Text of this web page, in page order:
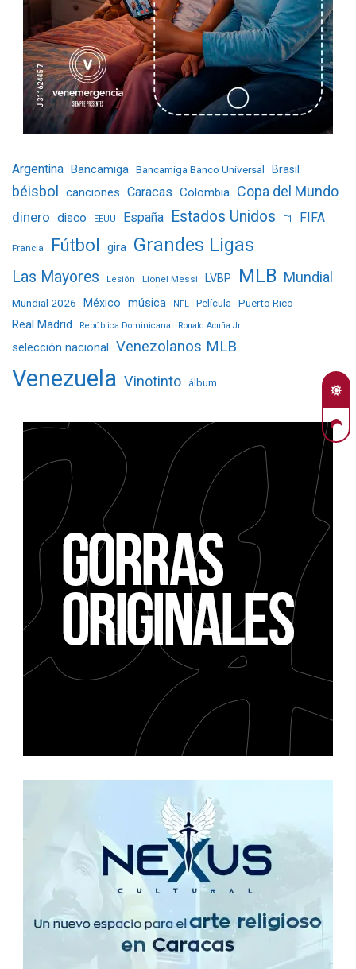
Argentina Bancamiga Bancamiga Banco Universal Brasil
béisbol canciones Caracas Colombia Copa del Mundo
dinero disco EEUU España Estados Unidos F1 FIFA
Francia Fútbol gira Grandes Ligas
Las Mayores Lesión Lionel Messi LVBP MLB Mundial
Mundial 2026 México música NFL Película Puerto Rico
Real Madrid República Dominicana Ronald Acuña Jr.
selección nacional Venezolanos MLB
Venezuela Vinotinto álbum